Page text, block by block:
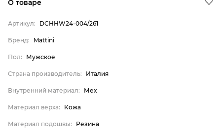
Страна производитель
Внутренний материал
Материал верха
Материал подошвы
Материал стельки
Мужское
Италия
О товаре
Артикул: DCHHW24-004/261
Бренд: Mattini
Пол: Мужское
Страна производитель: Италия
Внутренний материал: Мех
Материал верха: Кожа
Материал подошвы: Резина